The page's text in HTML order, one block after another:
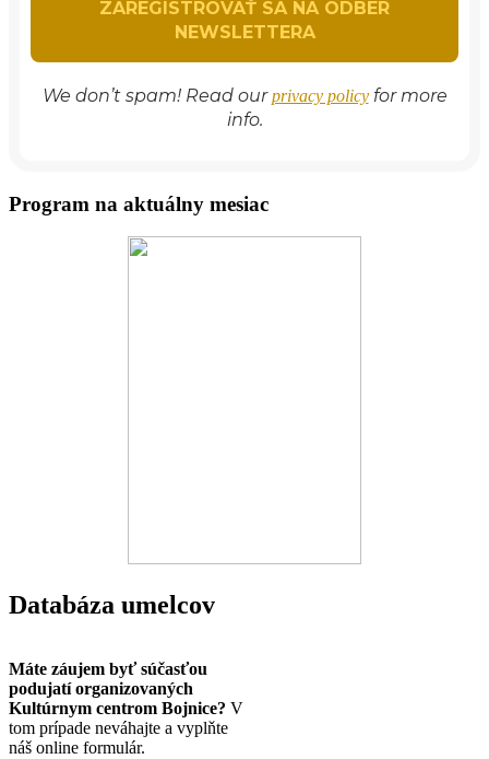
We don’t spam! Read ourprivacy policyfor more
info.
Program na aktuálny mesiac
Databáza umelcov
Máte záujem byť súčasťou
podujatí organizovaných
Kultúrnym centrom Bojnice? V
tom prípade neváhajte a vyplňte
náš online formulár.